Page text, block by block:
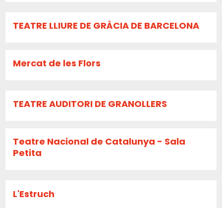
TEATRE LLIURE DE GRÀCIA DE BARCELONA
Mercat de les Flors
TEATRE AUDITORI DE GRANOLLERS
Teatre Nacional de Catalunya - Sala
Petita
L'Estruch